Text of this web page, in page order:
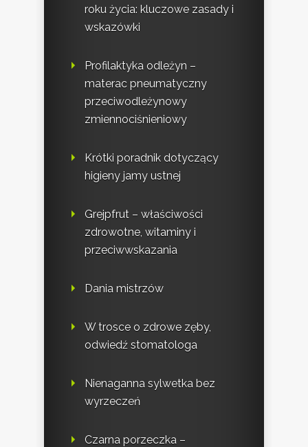
roku życia: kluczowe zasady i
wskazówki
Profilaktyka odleżyn –
materac pneumatyczny
przeciwodleżynowy
zmiennociśnieniowy
Krótki poradnik dotyczący
higieny jamy ustnej
Grejpfrut – właściwości
zdrowotne, witaminy i
przeciwwskazania
Dania mistrzów
W trosce o zdrowe zęby,
odwiedź stomatologa
Nienaganna sylwetka bez
wyrzeczeń
Czarna porzeczka –